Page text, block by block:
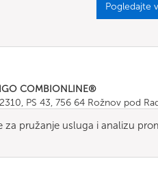
Pogledajte
COMBIONLINE®
PS 43, 756 64 Rožnov pod
info@combionline.com
pružanje usluga i analizu